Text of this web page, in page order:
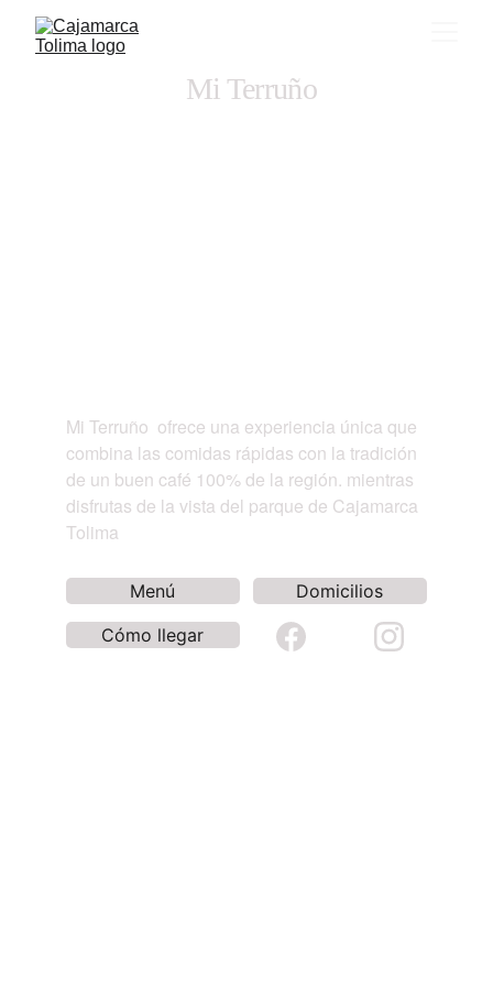
Mi Terruño
Mi Terruño  ofrece una experiencia única que
combina las comidas rápidas con la tradición
de un buen café 100% de la región. mientras
disfrutas de la vista del parque de Cajamarca
Tolima
Domicilios
Menú
Cómo llegar